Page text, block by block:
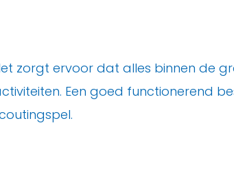
zorgt ervoor dat alles binnen de
Een goed functionerend